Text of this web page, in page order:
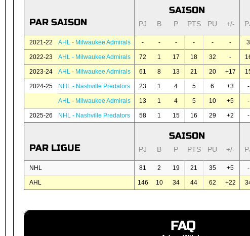
PAR SAISON
SAISON
PJ B P PTS PU +/-
2021-22 AHL - Milwaukee Admirals - - - - - - 3
2022-23 AHL - Milwaukee Admirals 72 1 17 18 32 -
2023-24 AHL - Milwaukee Admirals 61 8 13 21 20 +17
2024-25 NHL - Nashville Predators 23 1 4 5 6 +3 -
AHL - Milwaukee Admirals 13 1 4 5 10 +5 -
2025-26 NHL - Nashville Predators 58 1 15 16 29 +2 -
PAR LIGUE
SAISON
PJ B P PTS PU +/-
NHL 81 2 19 21 35 +5 -
AHL 146 10 34 44 62 +22
FAQ